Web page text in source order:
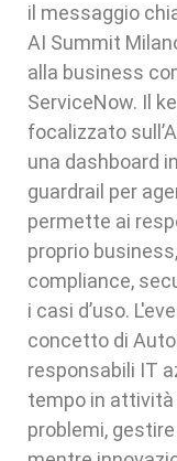
il messaggio
AI Summit
alla business
ServiceNow. Il
focalizzato
una dashboard
guardrail per
permette ai
proprio
compliance,
i casi d’uso.
concetto di
responsabili IT
tempo in attività
problemi,